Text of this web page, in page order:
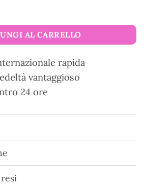
Galaxie quantità
AL CARRELLO
rapida
vantaggioso
24 ore